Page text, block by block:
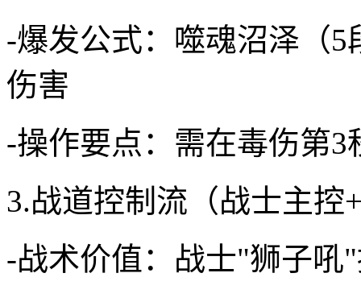
-爆发公式：噬魂沼泽（5
伤害
-操作要点：需在毒伤第
3.战道控制流（战士主控
-战术价值：战士"狮子吼